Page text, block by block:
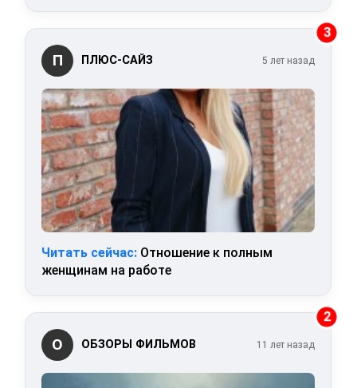
3
П ПЛЮС-САЙЗ 5 лет назад
Читать сейчас: Отношение к полным
женщинам на работе
2
О ОБЗОРЫ ФИЛЬМОВ 11 лет назад